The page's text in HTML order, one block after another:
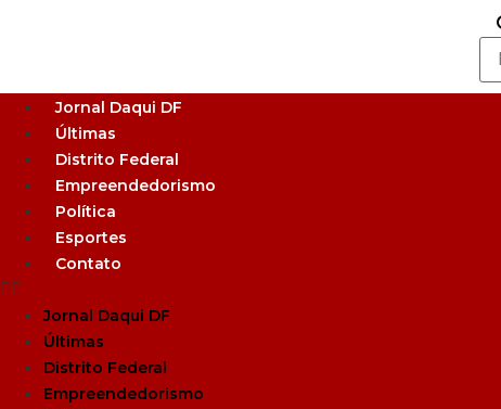
Jornal Daqui DF
Últimas
Distrito Federal
Empreendedorismo
Política
Esportes
Contato
Jornal Daqui DF
Últimas
Distrito Federal
Empreendedorismo